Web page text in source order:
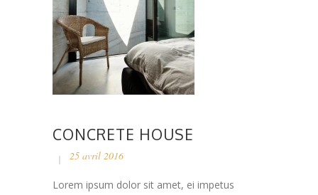
CONCRETE HOUSE
25 avril 2016
Lorem ipsum dolor sit amet, ei impetus